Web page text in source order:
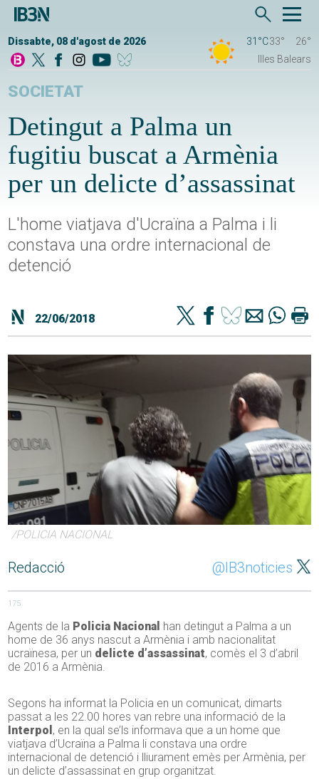
Dissabte, 08 d'agost de 2026 31°C33°
26°
Illes Balears
SOCIETAT
Detingut a Palma un
fugitiu buscat a Armènia
per un delicte d’assassinat
L'home viatjava d'Ucraïna a Palma i li
constava una ordre internacional de
detenció
22/06/2018
/POLICIA NACIONAL
Redacció @IB3noticies
175
Agents de la Policia Nacional han detingut a Palma a un
home de 36 anys nascut a Armènia i amb nacionalitat
ucraïnesa, per un delicte d’assassinat, comès el 3 d’abril
de 2016 a Armènia.
Segons ha informat la Policia en un comunicat, dimarts
passat a les 22.00 hores van rebre una informació de la
Interpol , en la qual se’ls informava que a un home que
viatjava d’Ucraïna a Palma li constava una ordre
internacional de detenció i lliurament emès per Armènia, per
un delicte d’assassinat en grup organitzat.